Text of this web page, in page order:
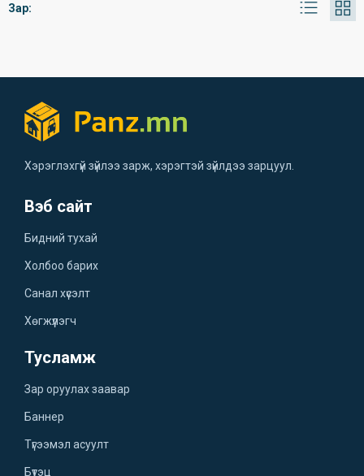
Зар:
Хэрэглэхгүй зүйлээ зарж, хэрэгтэй зүйлдээ зарцуул.
Вэб сайт
Бидний тухай
Холбоо барих
Санал хүсэлт
Хөгжүүлэгч
Тусламж
Зар оруулах заавар
Баннер
Түгээмэл асуулт
Бүтэц